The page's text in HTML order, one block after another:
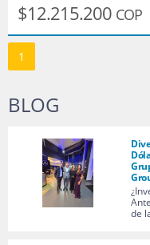
$12.215.200 COP
1
BLOG
de